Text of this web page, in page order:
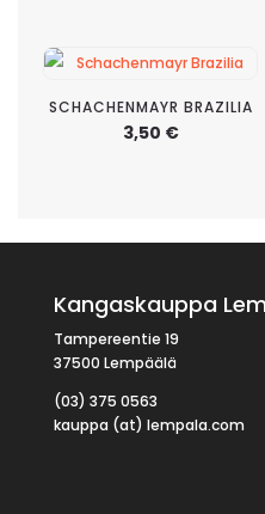
SCHACHENMAYR BRAZILIA
3,50 €
Kangaskauppa
Tampereentie 19
37500 Lempäälä
(03) 375 0563
kauppa (at) lempala.com